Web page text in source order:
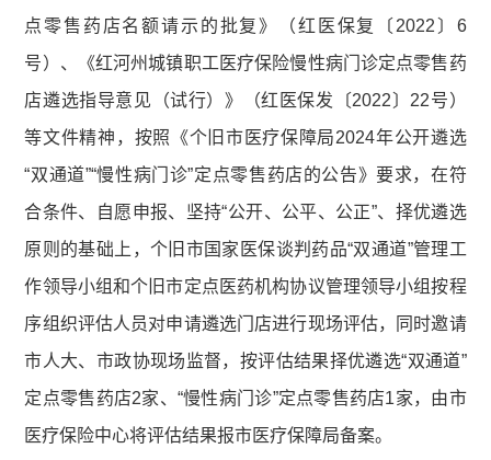
点零售药店名额请示的批复》（红医保复〔2022〕6
号）、《红河州城镇职工医疗保险慢性病门诊定点零售药
店遴选指导意见（试行）》（红医保发〔2022〕22号）
等文件精神，按照《个旧市医疗保障局2024年公开遴选
“双通道”“慢性病门诊”定点零售药店的公告》要求，在符
合条件、自愿申报、坚持“公开、公平、公正”、择优遴选
原则的基础上，个旧市国家医保谈判药品“双通道”管理工
作领导小组和个旧市定点医药机构协议管理领导小组按程
序组织评估人员对申请遴选门店进行现场评估，同时邀请
市人大、市政协现场监督，按评估结果择优遴选“双通道”
定点零售药店2家、“慢性病门诊”定点零售药店1家，由市
医疗保险中心将评估结果报市医疗保障局备案。